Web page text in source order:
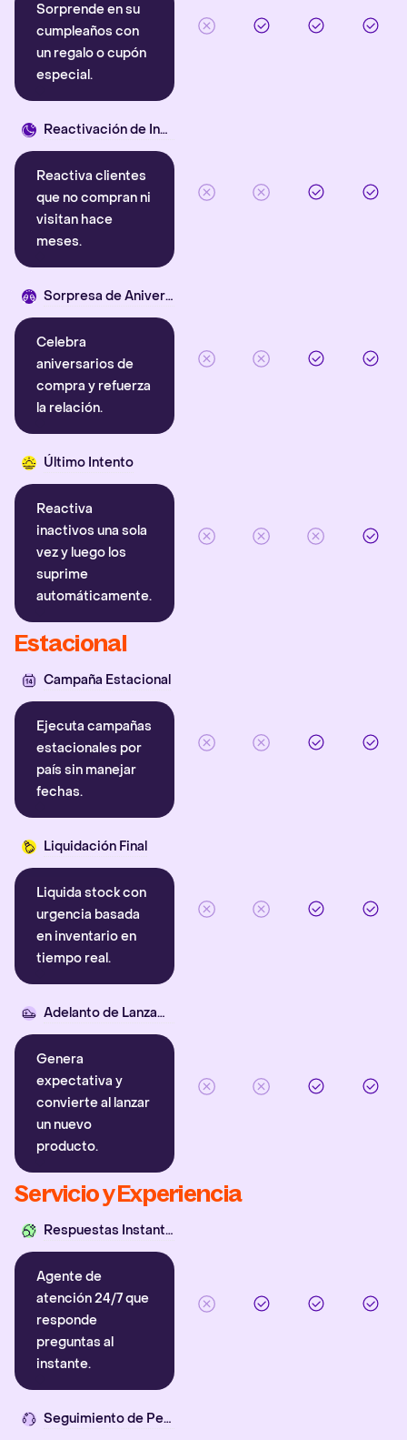
Sorprende en su
cumpleaños con
un regalo o cupón
especial.
Reactivación de Inactivos
Reactiva clientes
que no compran ni
visitan hace
meses.
Sorpresa de Aniversario
Celebra
aniversarios de
compra y refuerza
la relación.
Último Intento
Reactiva
inactivos una sola
vez y luego los
suprime
automáticamente.
Estacional
Campaña Estacional
Ejecuta campañas
estacionales por
país sin manejar
fechas.
Liquidación Final
Liquida stock con
urgencia basada
en inventario en
tiempo real.
Adelanto de Lanzamiento
Genera
expectativa y
convierte al lanzar
un nuevo
producto.
Servicio y Experiencia
Respuestas Instantáneas
Agente de
atención 24/7 que
responde
preguntas al
instante.
Seguimiento de Pedidos